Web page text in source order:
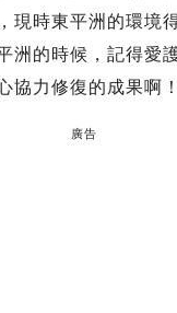
現時東平洲的環境
洲的時候，記得愛
協力修復的成果啊！
廣告